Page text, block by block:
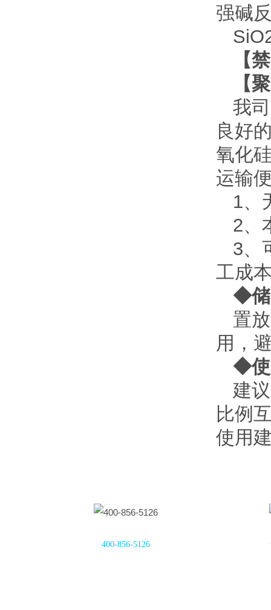
强碱
【
【
我
良好
氧化
运输
1、
2、
3、
工成
◆储
置
用，
◆使
建
比例
使用
400-856-5126